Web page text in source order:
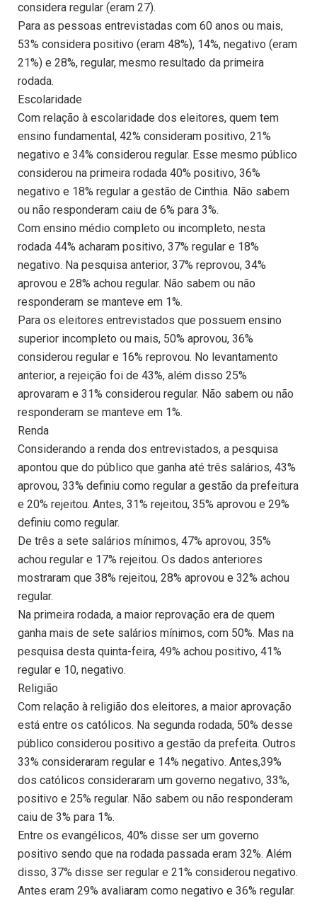
considera regular (eram 27).
Para as pessoas entrevistadas com 60 anos ou mais,
53% considera positivo (eram 48%), 14%, negativo (eram
21%) e 28%, regular, mesmo resultado da primeira
rodada.
Escolaridade
Com relação à escolaridade dos eleitores, quem tem
ensino fundamental, 42% consideram positivo, 21%
negativo e 34% considerou regular. Esse mesmo público
considerou na primeira rodada 40% positivo, 36%
negativo e 18% regular a gestão de Cinthia. Não sabem
ou não responderam caiu de 6% para 3%.
Com ensino médio completo ou incompleto, nesta
rodada 44% acharam positivo, 37% regular e 18%
negativo. Na pesquisa anterior, 37% reprovou, 34%
aprovou e 28% achou regular. Não sabem ou não
responderam se manteve em 1%.
Para os eleitores entrevistados que possuem ensino
superior incompleto ou mais, 50% aprovou, 36%
considerou regular e 16% reprovou. No levantamento
anterior, a rejeição foi de 43%, além disso 25%
aprovaram e 31% considerou regular. Não sabem ou não
responderam se manteve em 1%.
Renda
Considerando a renda dos entrevistados, a pesquisa
apontou que do público que ganha até três salários, 43%
aprovou, 33% definiu como regular a gestão da prefeitura
e 20% rejeitou. Antes, 31% rejeitou, 35% aprovou e 29%
definiu como regular.
De três a sete salários mínimos, 47% aprovou, 35%
achou regular e 17% rejeitou. Os dados anteriores
mostraram que 38% rejeitou, 28% aprovou e 32% achou
regular.
Na primeira rodada, a maior reprovação era de quem
ganha mais de sete salários mínimos, com 50%. Mas na
pesquisa desta quinta-feira, 49% achou positivo, 41%
regular e 10, negativo.
Religião
Com relação à religião dos eleitores, a maior aprovação
está entre os católicos. Na segunda rodada, 50% desse
público considerou positivo a gestão da prefeita. Outros
33% consideraram regular e 14% negativo. Antes,39%
dos católicos consideraram um governo negativo, 33%,
positivo e 25% regular. Não sabem ou não responderam
caiu de 3% para 1%.
Entre os evangélicos, 40% disse ser um governo
positivo sendo que na rodada passada eram 32%. Além
disso, 37% disse ser regular e 21% considerou negativo.
Antes eram 29% avaliaram como negativo e 36% regular.